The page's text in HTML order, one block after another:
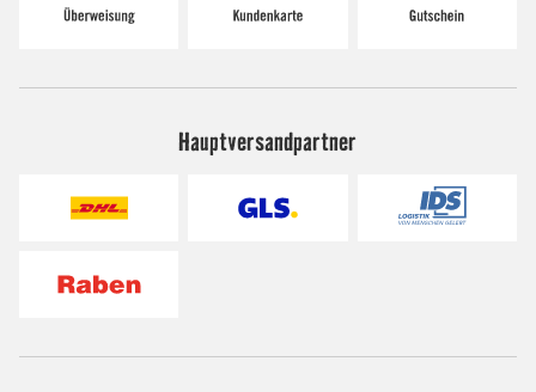
Hauptversandpartner